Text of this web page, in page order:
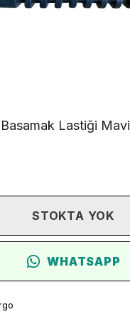
Lastiği Mavi
STOKTA YOK
WHATSAPP